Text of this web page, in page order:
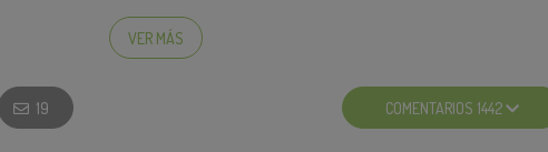
Fresh (uno para que lo compartas con amigos)
VER MÁS
19 COMENTARIOS 1442